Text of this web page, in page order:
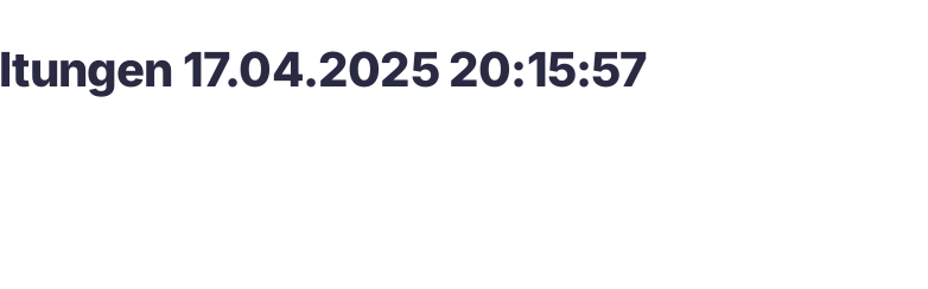
17.04.2025 20:15:57